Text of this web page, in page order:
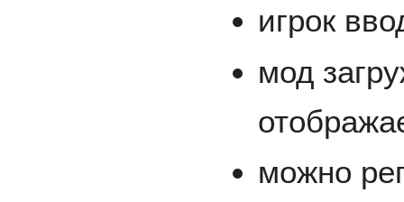
игрок
мод
можно